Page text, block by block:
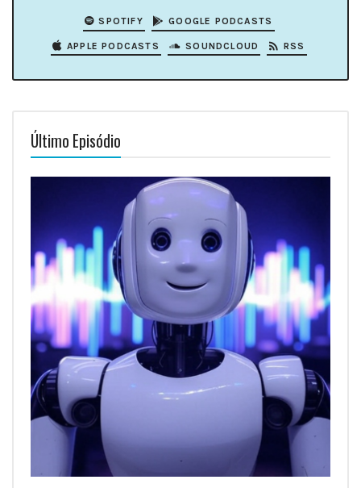
SPOTIFY GOOGLE PODCASTS
APPLE PODCASTS SOUNDCLOUD RSS
Último Episódio